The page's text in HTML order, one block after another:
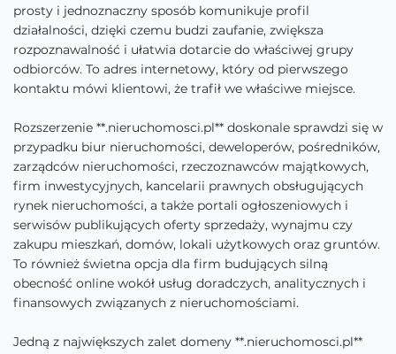
prosty i jednoznaczny sposób komunikuje profil
działalności, dzięki czemu budzi zaufanie, zwiększa
rozpoznawalność i ułatwia dotarcie do właściwej grupy
odbiorców. To adres internetowy, który od pierwszego
kontaktu mówi klientowi, że trafił we właściwe miejsce.
Rozszerzenie **.nieruchomosci.pl** doskonale sprawdzi się w
przypadku biur nieruchomości, deweloperów, pośredników,
zarządców nieruchomości, rzeczoznawców majątkowych,
firm inwestycyjnych, kancelarii prawnych obsługujących
rynek nieruchomości, a także portali ogłoszeniowych i
serwisów publikujących oferty sprzedaży, wynajmu czy
zakupu mieszkań, domów, lokali użytkowych oraz gruntów.
To również świetna opcja dla firm budujących silną
obecność online wokół usług doradczych, analitycznych i
finansowych związanych z nieruchomościami.
Jedną z największych zalet domeny **.nieruchomosci.pl**